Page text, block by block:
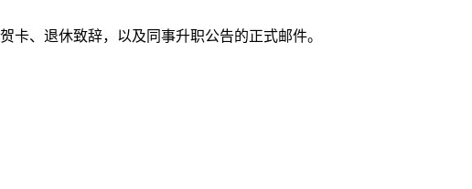
卡、退休致辞，以及同事升职公告的正式邮件。